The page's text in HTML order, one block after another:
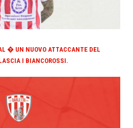
� UN NUOVO ATTACCANTE DEL
I BIANCOROSSI.